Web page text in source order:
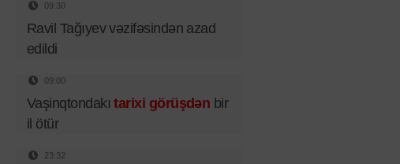
09:30
Ravil Tağıyev vəzifəsindən azad
edildi
09:00
Vaşinqtondakıtarixi görüşdən bir
il ötür
23:32